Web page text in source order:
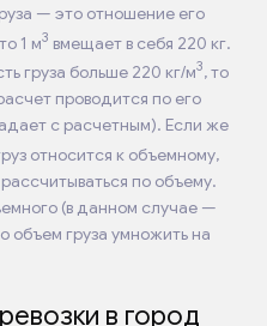
— это отношение его
1 м3 вмещает в себя 220 кг.
груза больше 220 кг/м3, то
проводится по его
с расчетным). Если же
относится к объемному,
по объему.
(в данном случае —
объем груза умножить на
в город